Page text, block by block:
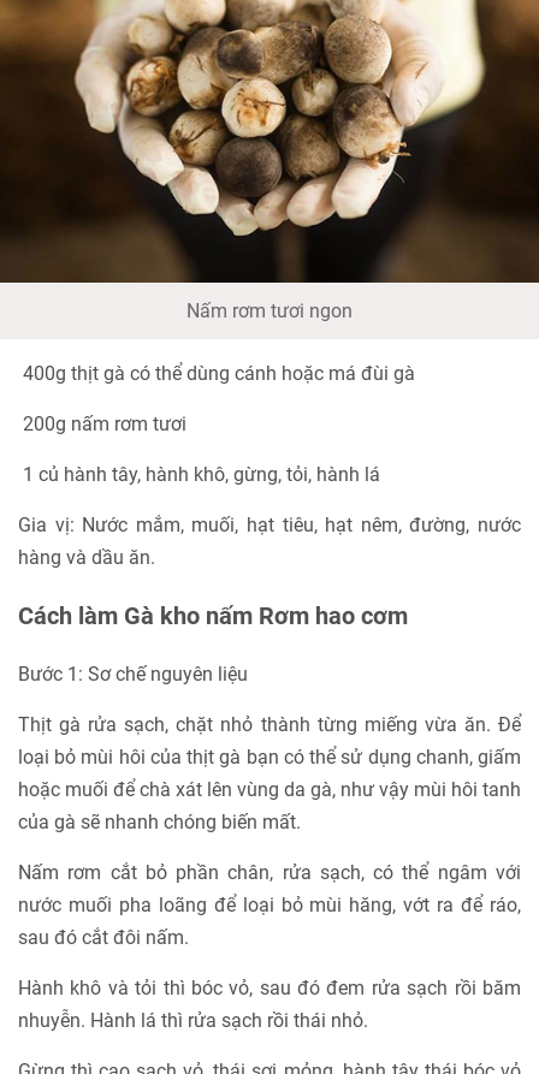
Nấm rơm tươi ngon
400g thịt gà có thể dùng cánh hoặc má đùi gà
200g nấm rơm tươi
1 củ hành tây, hành khô, gừng, tỏi, hành lá
Gia vị: Nước mắm, muối, hạt tiêu, hạt nêm, đường, nước
hàng và dầu ăn.
Cách làm Gà kho nấm Rơm hao cơm
Bước 1: Sơ chế nguyên liệu
Thịt gà rửa sạch, chặt nhỏ thành từng miếng vừa ăn. Để
loại bỏ mùi hôi của thịt gà bạn có thể sử dụng chanh, giấm
hoặc muối để chà xát lên vùng da gà, như vậy mùi hôi tanh
của gà sẽ nhanh chóng biến mất.
Nấm rơm cắt bỏ phần chân, rửa sạch, có thể ngâm với
nước muối pha loãng để loại bỏ mùi hăng, vớt ra để ráo,
sau đó cắt đôi nấm.
Hành khô và tỏi thì bóc vỏ, sau đó đem rửa sạch rồi băm
nhuyễn. Hành lá thì rửa sạch rồi thái nhỏ.